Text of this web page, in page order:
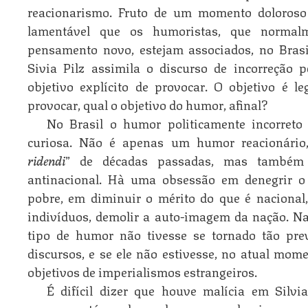
reacionarismo. Fruto de um momento
lamentável que os humoristas, que
pensamento novo, estejam associados, no
Sivia Pilz assimila o discurso de incorreção
objetivo explícito de provocar. O objetivo é
provocar, qual o objetivo do humor, afinal?
No Brasil o humor politicamente
curiosa. Não é apenas um humor
ridendi” de décadas passadas, mas
antinacional. Hà uma obsessão em denegrir
pobre, em diminuir o mérito do que é
indivíduos, demolir a auto-imagem da nação.
tipo de humor não tivesse se tornado tão
discursos, e se ele não estivesse, no atual
objetivos de imperialismos estrangeiros.
É difícil dizer que houve malícia em